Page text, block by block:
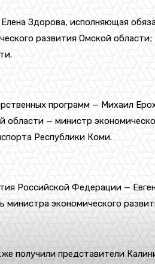
Здорова, исполняющая
развития Омской
программ — Михаил
области — министр
Республики Коми.
Российской Федерации —
экономического
получили представители